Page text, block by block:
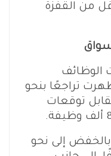
من القفزة
الوظائف
أظهرت تراجعًا بنحو
توقعات
بالخفض إلى نحو